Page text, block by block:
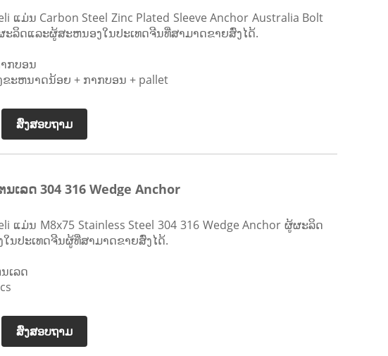
ແມ່ນ Carbon Steel Zinc Plated Sleeve Anchor Australia Bolt
ະລິດແລະຜູ້ສະຫນອງໃນປະເທດຈີນທີ່ສາມາດຂາຍສົ່ງໄດ້.
ກບອນ
ະຫນາດນ້ອຍ + ກາກບອນ + pallet
ສົ່ງສອບຖາມ
ເລດ 304 316 Wedge Anchor
ແມ່ນ M8x75 Stainless Steel 304 316 Wedge Anchor ຜູ້ຜະລິດ
ນປະເທດຈີນຜູ້ທີ່ສາມາດຂາຍສົ່ງໄດ້.
ເລດ
ສົ່ງສອບຖາມ